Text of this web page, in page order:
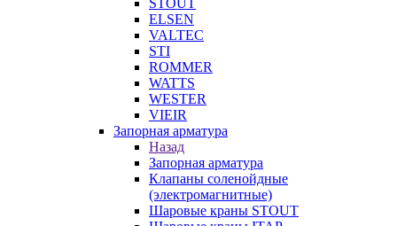
STOUT
ELSEN
VALTEC
STI
ROMMER
WATTS
WESTER
VIEIR
Запорная арматура
Назад
Запорная арматура
Клапаны соленойдные
(электромагнитные)
Шаровые краны STOUT